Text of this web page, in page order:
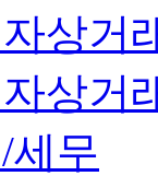
상거
상거
세무